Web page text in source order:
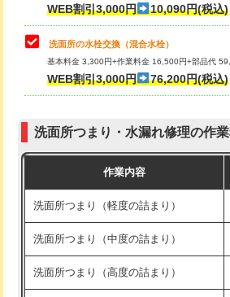
マス交換（土の掘削・埋め戻し作業）
マス交換（深さ50㎝未満）
マス交換（深さ50㎝以上）
モルタル補修（厚さ10㎝まで）
モルタル補修（厚さ10㎝超え）
洗面台設置
バスタブ設置
交換・取付(単水栓（壁付・デッキ
式）)
交換・取付(混合水栓（壁付・デッキ
式・ワンホール）)
（P/S/ポップアップ））
交換・取付（その他部品）
持込商品取付（単水栓）
持込商品取付（混合水栓）
持込商品取付（浄水器・分岐水栓）
給水管工事※（ホール加工)
WEB割引3,000円 10,090円(税込)
洗面所の水栓交換（混合水栓）
基本料金 3,300円+作業料金 16,500円+部品代
WEB割引3,000円 76,200円(税込)
洗面所つまり・水漏れ修理の作
作業内容
洗面所つまり（軽度の詰まり）
洗面所つまり（中度の詰まり）
洗面所つまり（高度の詰まり）